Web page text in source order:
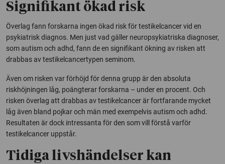
Signifikant ökad risk
Överlag fann forskarna ingen ökad risk för testikelcancer vid en
psykiatrisk diagnos. Men just vad gäller neuropsykiatriska diagnoser,
som autism och adhd, fann de en signifikant ökning av risken att
drabbas av testikelcancertypen seminom.
Även om risken var förhöjd för denna grupp är den absoluta
riskhöjningen låg, poängterar forskarna – under en procent. Och
risken överlag att drabbas av testikelcancer är fortfarande mycket
låg även bland pojkar och män med exempelvis autism och adhd.
Resultaten är dock intressanta för den som vill förstå varför
testikelcancer uppstår.
Tidiga livshändelser kan